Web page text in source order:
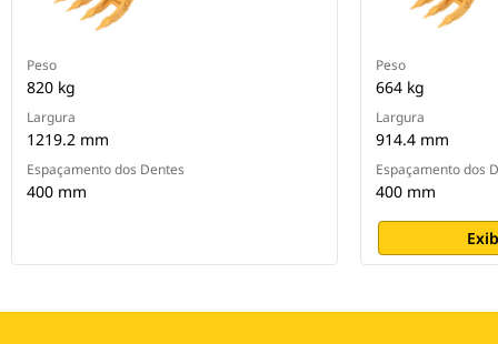
Peso
820 kg
Largura
1219.2 mm
Espaçamento dos Dentes
400 mm
Peso
664 kg
Largura
914.4 mm
Espaçamento dos
400 mm